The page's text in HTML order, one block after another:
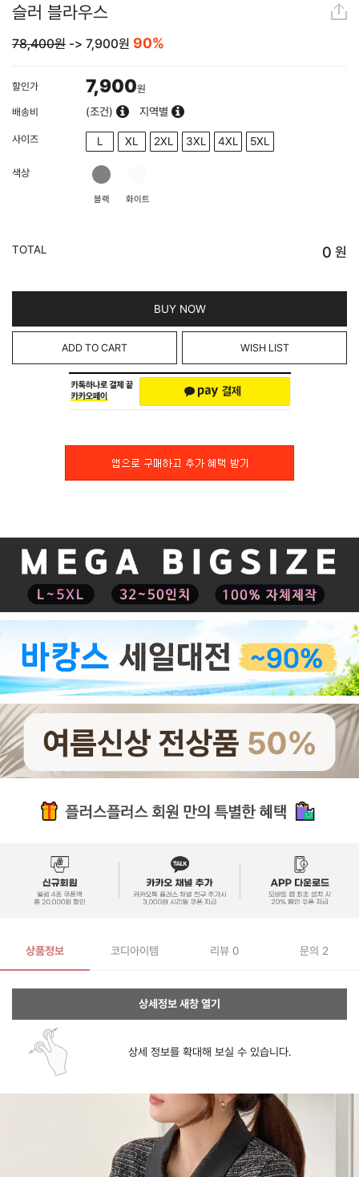
슬러 블라우스
78,400원 -> 7,900원 90%
할인가 7,900원
배송비
(조건) 지역별
사이즈 L XL 2XL 3XL 4XL 5XL
색상
블랙 화이트
TOTAL 0 원
BUY NOW
ADD TO CART WISH LIST
상품정보 코디아이템 리뷰 0 문의 2
상세정보 새창 열기
상세 정보를 확대해 보실 수 있습니다.